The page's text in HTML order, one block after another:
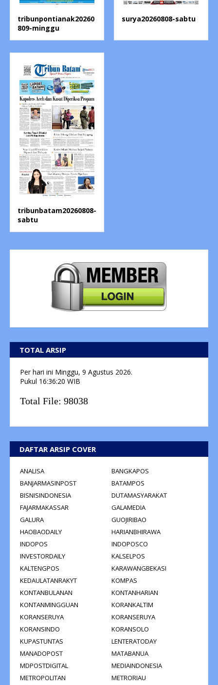
tribunpontianak20260
809-minggu
surya20260808-sabtu
tribunbatam20260808-
sabtu
TOTAL ARSIP
Per hari ini Minggu, 9 Agustus 2026.
Pukul 16:36:21 WIB
Total File: 98038
DAFTAR ARSIP COVER
ANALISA
BANGKAPOS
BANJARMASINPOST
BATAMPOS
BISNISINDONESIA
DUTAMASYARAKAT
FAJARMAKASSAR
GALAMEDIA
GALURA
GUOJIRIBAO
HAOBAODAILY
HARIANBHIRAWA
INDOPOS
INDOPOSCO
INVESTORDAILY
KALSELPOS
KALTENGPOS
KARAWANGBEKASI
KEDAULATANRAKYT
KOMPAS
KONTANBULANAN
KONTANHARIAN
KONTANMINGGUAN
KORANKALTIM
KORANSERUYA
KORANSERUYA
KORANSINDO
KORANSOLO
KUPASTUNTAS
LENTERATODAY
MANADOPOST
MATABANUA
MDPOSTDIGITAL
MEDIAINDONESIA
METROPOLITAN
METRORIAU